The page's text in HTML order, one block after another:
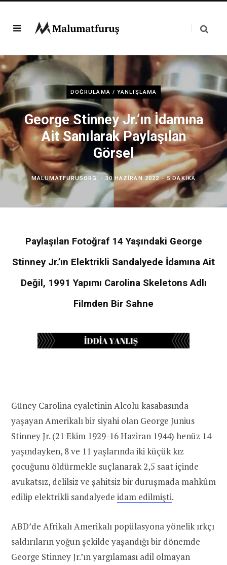
DOĞRULAMA / YANLIŞLAMA
George Stinney Jr.’ın İdamına
Ait Sanılarak Paylaşılan
Görsel
MALUMATFURUSORG 30 HAZIRAN 2022 5 DAKIKA
Paylaşılan Fotoğraf 14 Yaşındaki George
Stinney Jr.’ın Elektrikli Sandalyede İdamına Ait
Değil, 1991 Yapımı Carolina Skeletons Adlı
Filmden Bir Sahne
Güney Carolina eyaletinin Alcolu kasabasında
yaşayan Amerikalı bir siyahi olan George Junius
Stinney Jr. (21 Ekim 1929-16 Haziran 1944) henüz 14
yaşındayken, 8 ve 11 yaşlarında iki küçük kız
çocuğunu öldürmekle suçlanarak 2,5 saat içinde
avukatsız, delilsiz ve şahitsiz bir duruşmada mahkûm
edilip elektrikli sandalyede idam edilmişti.
ABD’de Afrikalı Amerikalı popülasyona yönelik ırkçı
saldırıların yoğun şekilde yaşandığı bir dönemde
George Stinney Jr.’ın yargılaması adil olmayan